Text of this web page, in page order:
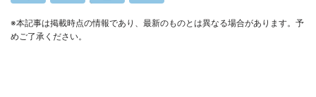
※本記事は掲載時点の情報であり、最新のものとは異なる場合があります。予
めご了承ください。